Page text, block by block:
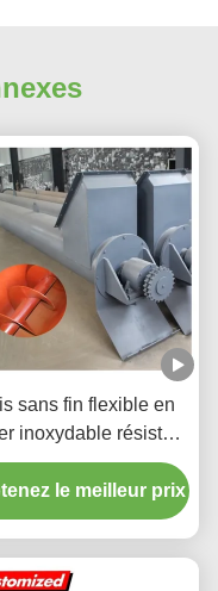
sans fin flexible en
inoxydable résistant
chaleur, personnalisé
le transport de
et de poudre
le meilleur prix